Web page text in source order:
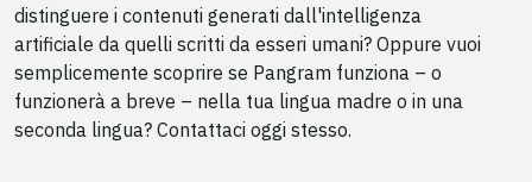
distinguere i contenuti generati dall'intelligenza
artificiale da quelli scritti da esseri umani? Oppure vuoi
semplicemente scoprire se Pangram funziona – o
funzionerà a breve – nella tua lingua madre o in una
seconda lingua? Contattaci oggi stesso.